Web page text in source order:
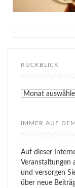
RÜCKBLICK
Rückblick
IMMER AUF
Auf dieser
Veranstaltungen
und versorgen
über neue